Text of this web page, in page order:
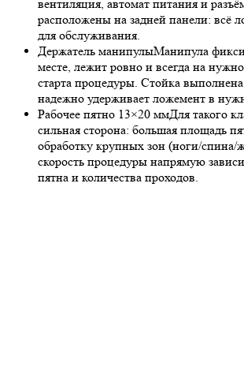
вентиляция, автомат питания и
расположены на задней панели: всё
для обслуживания.
Держатель манипулыМанипула
месте, лежит ровно и всегда на
старта процедуры. Стойка
надежно удерживает ложемент в
Рабочее пятно 13×20 ммДля такого
сильная сторона: большая площадь
обработку крупных зон (ноги/спина/
скорость процедуры напрямую
пятна и количества проходов.